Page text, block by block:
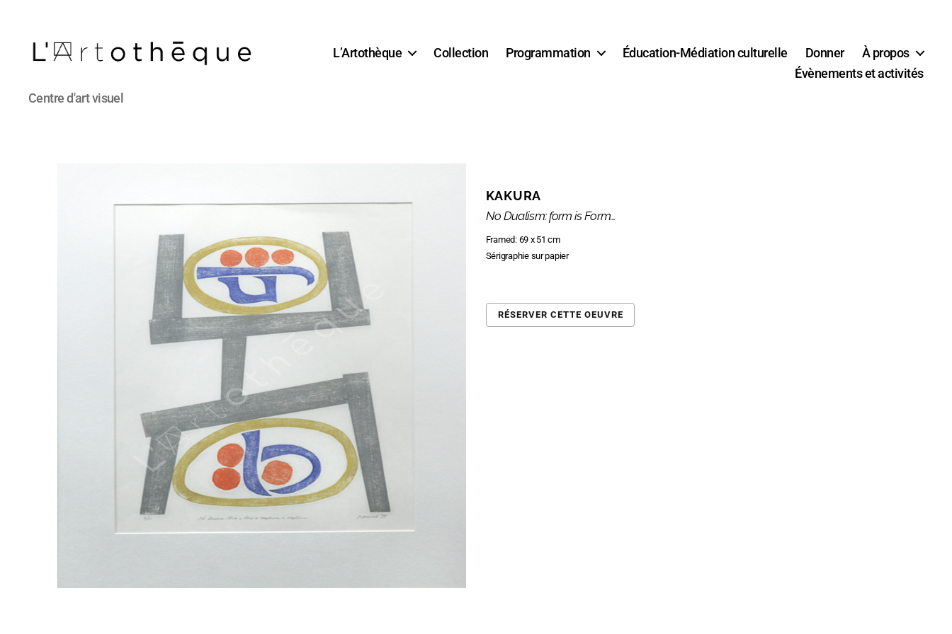
L'Artothèque
Centre d'art visuel
L’Artothèque Collection Programmation Éducation-Médiation culturelle Donner
À propos
Évènements et activités
KAKURA
No Dualism: form is Form…
Framed: 69 x 51 cm
Sérigraphie sur papier
RÉSERVER CETTE OEUVRE